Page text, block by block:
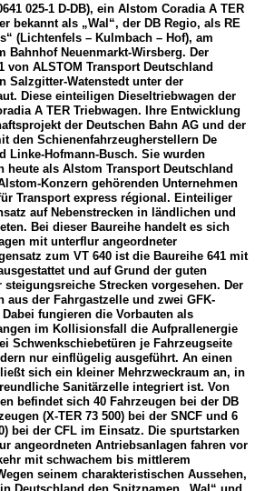
025-1 D-DB), ein Alstom Coradia A TER
bekannt als „Wal“, der DB Regio, als RE
(Lichtenfels – Kulmbach – Hof), am
Bahnhof Neuenmarkt-Wirsberg. Der
von ALSTOM Transport Deutschland
Salzgitter-Watenstedt unter der
Diese einteiligen Dieseltriebwagen der
A TER Triebwagen. Ihre Entwicklung
der Deutschen Bahn AG und der
den Schienenfahrzeugherstellern De
Linke-Hofmann-Busch. Sie wurden
heute als Alstom Transport Deutschland
Konzern gehörenden Unternehmen
Transport express régional. Einteiliger
auf Nebenstrecken in ländlichen und
Bei dieser Baureihe handelt es sich
mit unterflur angeordneter
zum VT 640 ist die Baureihe 641 mit
und auf Grund der guten
Strecken vorgesehen. Der
aus der Fahrgastzelle und zwei GFK-
fungieren die Vorbauten als
im Kollisionsfall die Aufprallenergie
Schwenkschiebetüren je Fahrzeugseite
nur einflügelig ausgeführt. An einen
sich ein kleiner Mehrzweckraum an, in
Sanitärzelle integriert ist. Von
befindet sich 40 Fahrzeugen bei der DB
(X-TER 73 500) bei der SNCF und 6
bei der CFL im Einsatz. Die spurtstarken
angeordneten Antriebsanlagen fahren vor
mit schwachem bis mittlerem
seinem charakteristischen Aussehen,
Deutschland den Spitznamen „Wal“ und